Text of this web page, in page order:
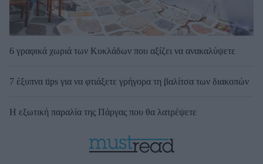
6 γραφικά χωριά των Κυκλάδων που αξίζει να ανακαλύψετε
7 έξυπνα tips για να φτιάξετε γρήγορα τη βαλίτσα των διακοπών
Η εξωτική παραλία της Πάργας που θα λατρέψετε